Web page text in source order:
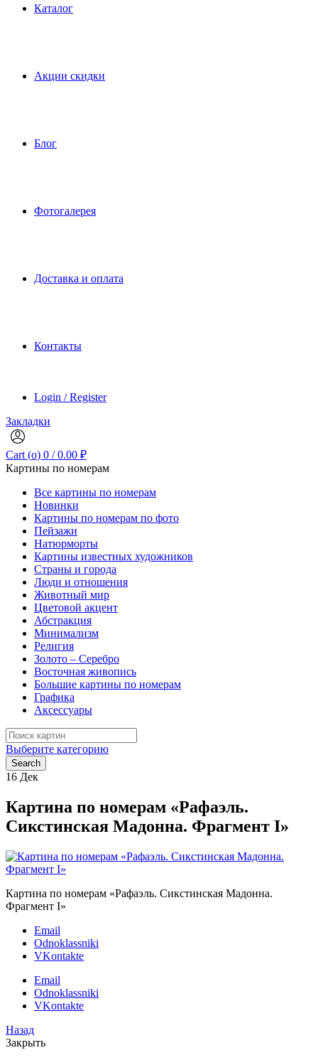
Каталог
Акции скидки
Блог
Фотогалерея
Доставка и оплата
Контакты
Login / Register
Закладки
Cart (o) 0 / 0.00 ₽
Картины по номерам
Все картины по номерам
Новинки
Картины по номерам по фото
Пейзажи
Натюрморты
Картины известных художников
Страны и города
Люди и отношения
Животный мир
Цветовой акцент
Абстракция
Минимализм
Религия
Золото – Серебро
Восточная живопись
Большие картины по номерам
Графика
Аксессуары
Search
for:
Выберите категорию
Search
16 Дек
Картина по номерам «Рафаэль.
Сикстинская Мадонна. Фрагмент I»
Картина по номерам «Рафаэль. Сикстинская Мадонна.
Фрагмент I»
Email
Odnoklassniki
VKontakte
Email
Odnoklassniki
VKontakte
Назад
Закрыть